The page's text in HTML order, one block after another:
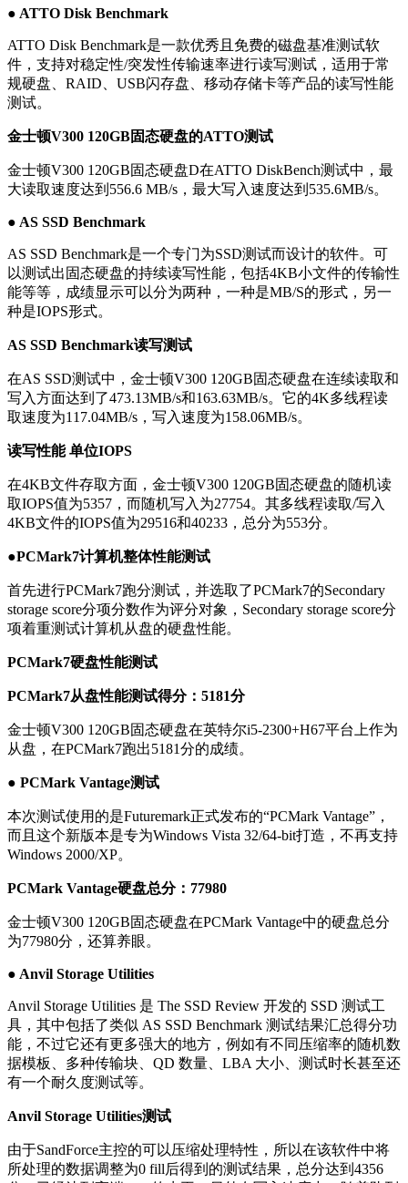
● ATTO Disk Benchmark
ATTO Disk Benchmark是一款优秀且免费的磁盘基准测试软
件，支持对稳定性/突发性传输速率进行读写测试，适用于常
规硬盘、RAID、USB闪存盘、移动存储卡等产品的读写性能
测试。
金士顿V300 120GB固态硬盘的ATTO测试
金士顿V300 120GB固态硬盘D在ATTO DiskBench测试中，最
大读取速度达到556.6 MB/s，最大写入速度达到535.6MB/s。
● AS SSD Benchmark
AS SSD Benchmark是一个专门为SSD测试而设计的软件。可
以测试出固态硬盘的持续读写性能，包括4KB小文件的传输性
能等等，成绩显示可以分为两种，一种是MB/S的形式，另一
种是IOPS形式。
AS SSD Benchmark读写测试
在AS SSD测试中，金士顿V300 120GB固态硬盘在连续读取和
写入方面达到了473.13MB/s和163.63MB/s。它的4K多线程读
取速度为117.04MB/s，写入速度为158.06MB/s。
读写性能 单位IOPS
在4KB文件存取方面，金士顿V300 120GB固态硬盘的随机读
取IOPS值为5357，而随机写入为27754。其多线程读取/写入
4KB文件的IOPS值为29516和40233，总分为553分。
●PCMark7计算机整体性能测试
首先进行PCMark7跑分测试，并选取了PCMark7的Secondary
storage score分项分数作为评分对象，Secondary storage score分
项着重测试计算机从盘的硬盘性能。
PCMark7硬盘性能测试
PCMark7从盘性能测试得分：5181分
金士顿V300 120GB固态硬盘在英特尔i5-2300+H67平台上作为
从盘，在PCMark7跑出5181分的成绩。
● PCMark Vantage测试
本次测试使用的是Futuremark正式发布的“PCMark Vantage”，
而且这个新版本是专为Windows Vista 32/64-bit打造，不再支持
Windows 2000/XP。
PCMark Vantage硬盘总分：77980
金士顿V300 120GB固态硬盘在PCMark Vantage中的硬盘总分
为77980分，还算养眼。
● Anvil Storage Utilities
Anvil Storage Utilities 是 The SSD Review 开发的 SSD 测试工
具，其中包括了类似 AS SSD Benchmark 测试结果汇总得分功
能，不过它还有更多强大的地方，例如有不同压缩率的随机数
据模板、多种传输块、QD 数量、LBA 大小、测试时长甚至还
有一个耐久度测试等。
Anvil Storage Utilities测试
由于SandForce主控的可以压缩处理特性，所以在该软件中将
所处理的数据调整为0 fill后得到的测试结果，总分达到4356